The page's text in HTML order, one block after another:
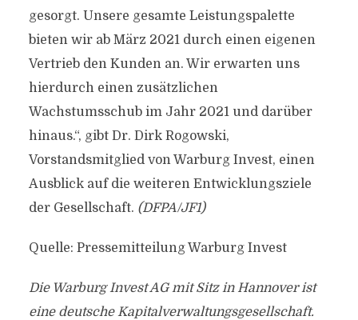
gesorgt. Unsere gesamte Leistungspalette
bieten wir ab März 2021 durch einen eigenen
Vertrieb den Kunden an. Wir erwarten uns
hierdurch einen zusätzlichen
Wachstumsschub im Jahr 2021 und darüber
hinaus.“, gibt Dr. Dirk Rogowski,
Vorstandsmitglied von Warburg Invest, einen
Ausblick auf die weiteren Entwicklungsziele
der Gesellschaft. (DFPA/JF1)
Quelle: Pressemitteilung Warburg Invest
Die Warburg Invest AG mit Sitz in Hannover ist
eine deutsche Kapitalverwaltungsgesellschaft.